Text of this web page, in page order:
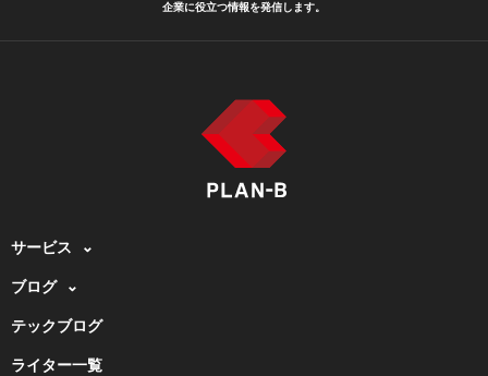
企業に役立つ情報を発信します。
サービス
ブログ
テックブログ
ライター一覧